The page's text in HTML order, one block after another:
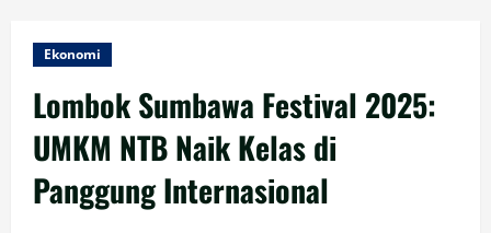
Ekonomi
Lombok Sumbawa Festival 2025:
UMKM NTB Naik Kelas di
Panggung Internasional